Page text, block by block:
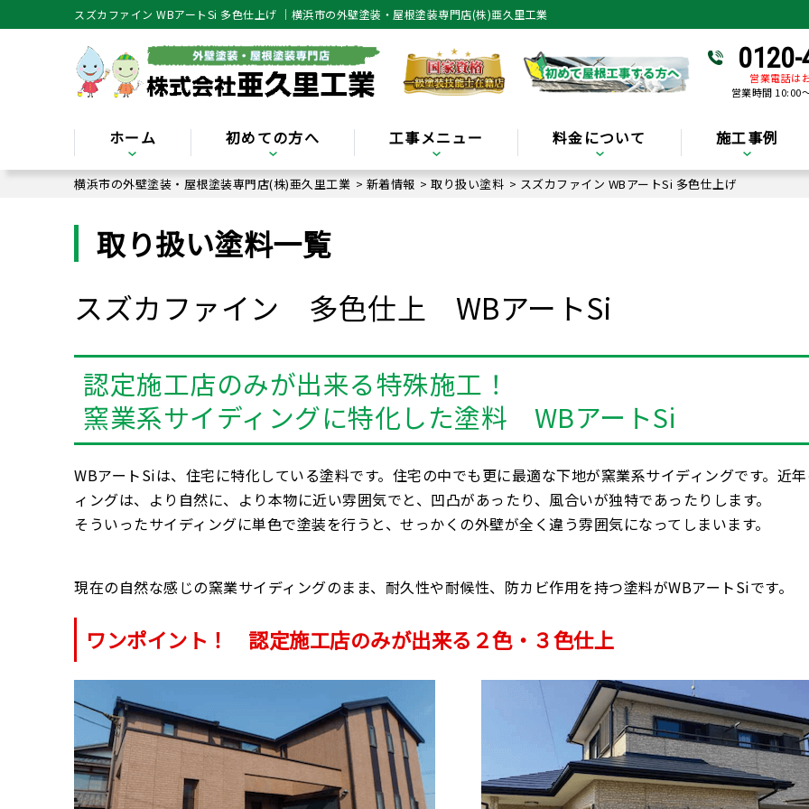
スズカファイン WBアートSi 多色仕上げ ｜横浜市の外壁塗装・屋根塗装専門店(株)亜久里工業
営業電話は
営業時間 10:00
ホーム 初めての方へ 工事メニュー 料金について 施工事例
横浜市の外壁塗装・屋根塗装専門店(株)亜久里工業 > 新着情報 > 取り扱い塗料 > スズカファイン WBアートSi 多色仕上げ
取り扱い塗料一覧
スズカファイン 多色仕上 WBアートSi
認定施工店のみが出来る特殊施工！
窯業系サイディングに特化した塗料 WBアートSi
WBアートSiは、住宅に特化している塗料です。住宅の中でも更に最適な下地が窯業系サイディングです。近
ィングは、より自然に、より本物に近い雰囲気でと、凹凸があったり、風合いが独特であったりします。
そういったサイディングに単色で塗装を行うと、せっかくの外壁が全く違う雰囲気になってしまいます。
現在の自然な感じの窯業サイディングのまま、耐久性や耐候性、防カビ作用を持つ塗料がWBアートSiです。
ワンポイント！ 認定施工店のみが出来る２色・３色仕上